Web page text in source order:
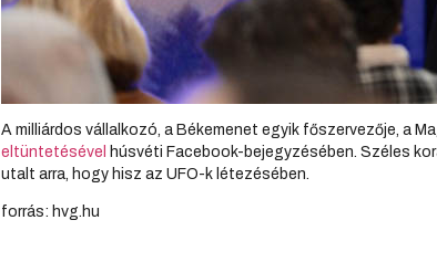
A milliárdos vállalkozó, a Békemenet egyik főszervezője, a
eltüntetésével húsvéti Facebook-bejegyzésében. Széles
utalt arra, hogy hisz az UFO-k létezésében.
forrás: hvg.hu